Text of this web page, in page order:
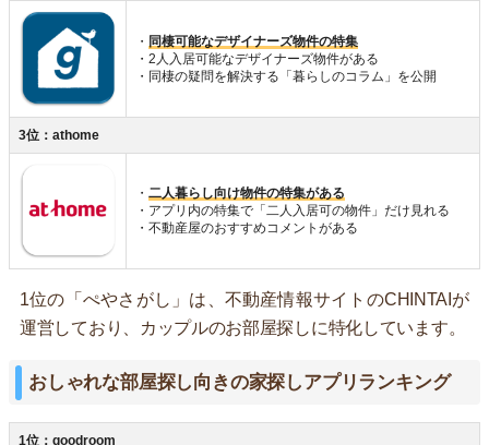
・ 同棲可能なデザイナーズ物件の特集
・2人入居可能なデザイナーズ物件がある
・同棲の疑問を解決する「暮らしのコラム」を公開
3位：athome
・ 二人暮らし向け物件の特集がある
・アプリ内の特集で「二人入居可の物件」だけ見れる
・不動産屋のおすすめコメントがある
1位の「ぺやさがし」は、不動産情報サイトのCHINTAIが
運営しており、カップルのお部屋探しに特化しています。
おしゃれな部屋探し向きの家探しアプリランキング
1位：goodroom